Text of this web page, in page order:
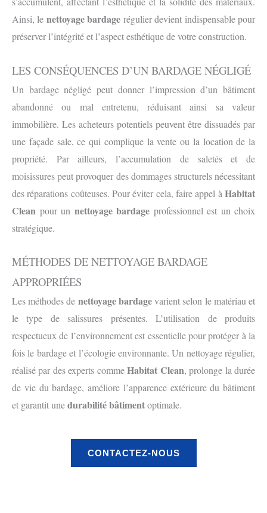
Ainsi, le nettoyage bardage régulier devient indispensable pour
préserver l’intégrité et l’aspect esthétique de votre construction.
LES CONSÉQUENCES D’UN BARDAGE NÉGLIGÉ
Un bardage négligé peut donner l’impression d’un bâtiment
abandonné ou mal entretenu, réduisant ainsi sa valeur
immobilière. Les acheteurs potentiels peuvent être dissuadés par
une façade sale, ce qui complique la vente ou la location de la
propriété. Par ailleurs, l’accumulation de saletés et de
moisissures peut provoquer des dommages structurels nécessitant
des réparations coûteuses. Pour éviter cela, faire appel à Habitat
Clean pour un nettoyage bardage professionnel est un choix
stratégique.
MÉTHODES DE NETTOYAGE BARDAGE
APPROPRIÉES
Les méthodes de nettoyage bardagevarient selon le matériau et
le type de salissures présentes. L’utilisation de produits
respectueux de l’environnement est essentielle pour protéger à la
fois le bardage et l’écologie environnante. Un nettoyage régulier,
réalisé par des experts commeHabitat Clean, prolonge la durée
de vie du bardage, améliore l’apparence extérieure du bâtiment
et garantit unedurabilité bâtimentoptimale.
CONTACTEZ-NOUS